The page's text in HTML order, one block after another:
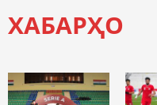
ХАБАРҲО